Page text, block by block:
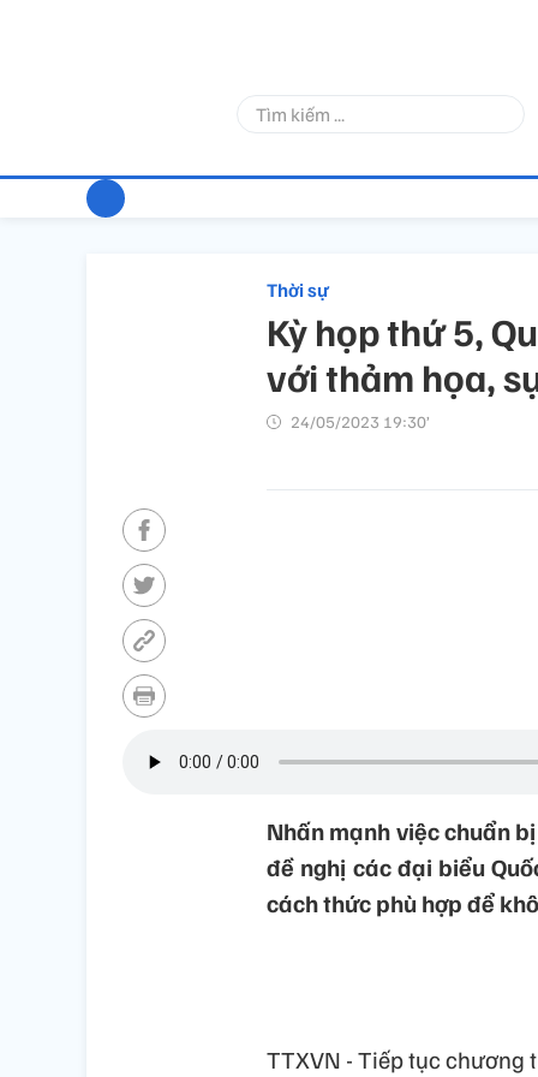
Thời sự
Kỳ họp thứ 5,
với thảm họa,
24/05/2023 19:30’
Nhấn mạnh việc chuẩn
đề nghị các đại biểu
cách thức phù hợp để
TTXVN - Tiếp tục chương